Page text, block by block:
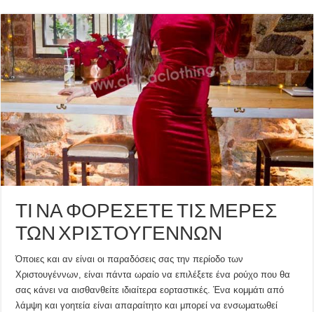
ΤΙ ΝΑ ΦΟΡΕΣΕΤΕ ΤΙΣ ΜΕΡΕΣ
ΤΩΝ ΧΡΙΣΤΟΥΓΕΝΝΩΝ
Όποιες και αν είναι οι παραδόσεις σας την περίοδο των
Χριστουγέννων, είναι πάντα ωραίο να επιλέξετε ένα ρούχο που θα
σας κάνει να αισθανθείτε ιδιαίτερα εορταστικές. Ένα κομμάτι από
λάμψη και γοητεία είναι απαραίτητο και μπορεί να ενσωματωθεί